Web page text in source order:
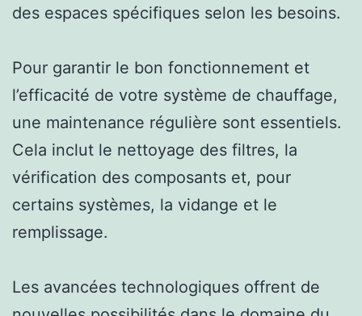
des espaces spécifiques selon les besoins.
Pour garantir le bon fonctionnement et
l’efficacité de votre système de chauffage,
une maintenance régulière sont essentiels.
Cela inclut le nettoyage des filtres, la
vérification des composants et, pour
certains systèmes, la vidange et le
remplissage.
Les avancées technologiques offrent de